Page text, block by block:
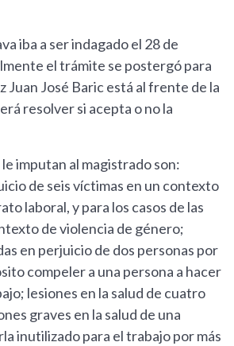
iba a ser indagado el 28 de
el trámite se postergó para
Juan José Baric está al frente de la
resolver si acepta o no la
imputan al magistrado son:
de seis víctimas en un contexto
laboral, y para los casos de las
de violencia de género;
en perjuicio de dos personas por
compeler a una persona a hacer
lesiones en la salud de cuatro
graves en la salud de una
inutilizado para el trabajo por más